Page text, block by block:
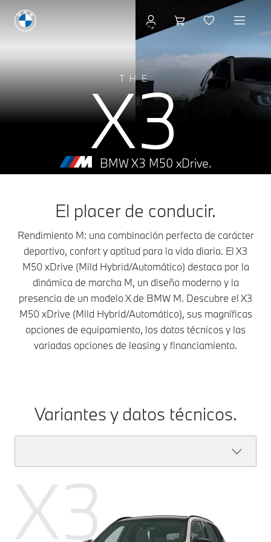
THE
X3
BMW X3 M50 xDrive.
El placer de conducir.
Rendimiento M: una combinación perfecta de carácter
deportivo, confort y aptitud para la vida diaria. El X3
M50 xDrive (Mild Hybrid/Automático) destaca por la
dinámica de marcha M, un diseño moderno y la
presencia de un modelo X de BMW M. Descubre el X3
M50 xDrive (Mild Hybrid/Automático), sus magníficas
opciones de equipamiento, los datos técnicos y las
variadas opciones de leasing y financiamiento.
Variantes y datos técnicos.
X3